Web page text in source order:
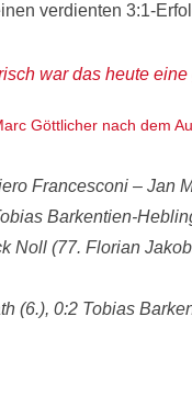
verdienten 3:1-
war das heute
Göttlicher nach dem
Francesconi – Jan
Barkentien-
Noll (77. Florian
(6.), 0:2 Tobias